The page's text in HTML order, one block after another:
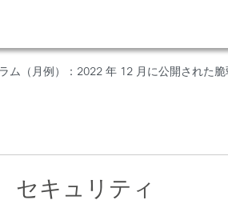
ム（月例）：2022 年 12 月に公開された
セキュリティ